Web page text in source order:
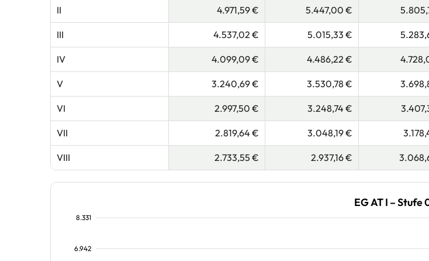
II 4.971,59 € 5.447,00 €
III 4.537,02 € 5.015,33 €
IV 4.099,09 € 4.486,22 €
V 3.240,69 € 3.530,78 €
VI 2.997,50 € 3.248,74 €
VII 2.819,64 € 3.048,19 €
VIII 2.733,55 € 2.937,16 €
6.942
8.331
EG AT I – Stufe